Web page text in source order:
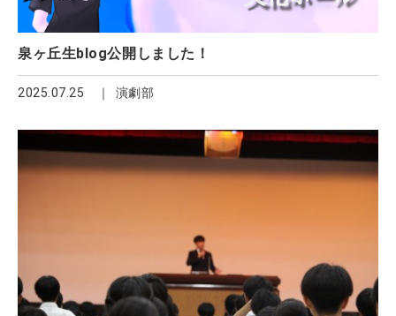
泉ヶ丘生blog公開しました！
2025.07.25 演劇部